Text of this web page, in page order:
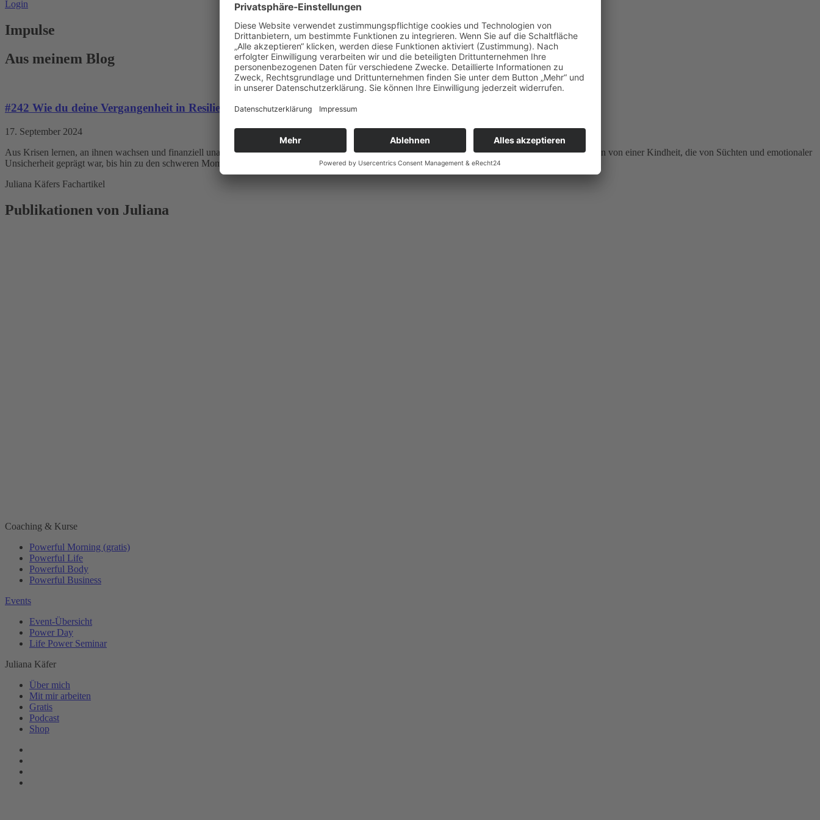
Login
Impulse
Aus meinem Blog
#242 Wie du deine Vergangenheit in Resilienz und Wohlstand verwandelst – Leslie Jäger
17. September 2024
Aus Krisen lernen, an ihnen wachsen und finanziell unabhängig werden: Leslie Jäger nimmt uns mit auf ihre persönliche Reise. Sie erzählt ehrlich und offen von einer Kindheit, die von Süchten und emotionaler
Unsicherheit geprägt war, bis hin zu den schweren Momenten, in denen sie als Erwachsene an ihre Grenzen stieß.
Juliana Käfers Fachartikel
Publikationen von Juliana
Coaching & Kurse
Powerful Morning (gratis)
Powerful Life
Powerful Body
Powerful Business
Events
Event-Übersicht
Power Day
Life Power Seminar
Juliana Käfer
Über mich
Mit mir arbeiten
Gratis
Podcast
Shop